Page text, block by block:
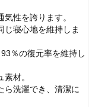
性を誇ります。
じ寝心地を維持しま
％の復元率を維持し
材。
ら洗濯でき、清潔に